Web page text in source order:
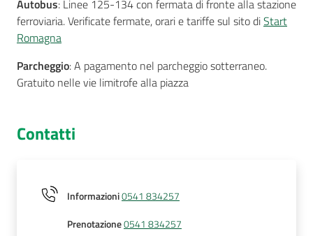
Autobus: Linee 125-134 con fermata di fronte alla stazione
ferroviaria. Verificate fermate, orari e tariffe sul sito diStart
Romagna
Parcheggio: A pagamento nel parcheggio sotterraneo.
Gratuito nelle vie limitrofe alla piazza
Contatti
Informazioni0541 834257
Prenotazione0541 834257